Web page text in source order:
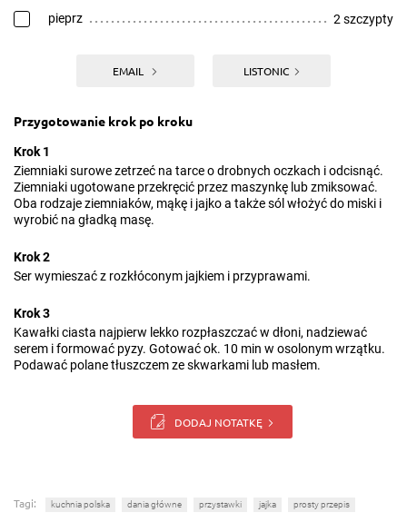
pieprz 2 szczypty
EMAIL LISTONIC
Przygotowanie krok po kroku
Krok 1
Ziemniaki surowe zetrzeć na tarce o drobnych oczkach i odcisnąć.
Ziemniaki ugotowane przekręcić przez maszynkę lub zmiksować.
Oba rodzaje ziemniaków, mąkę i jajko a także sól włożyć do miski i
wyrobić na gładką masę.
Krok 2
Ser wymieszać z rozkłóconym jajkiem i przyprawami.
Krok 3
Kawałki ciasta najpierw lekko rozpłaszczać w dłoni, nadziewać
serem i formować pyzy. Gotować ok. 10 min w osolonym wrzątku.
Podawać polane tłuszczem ze skwarkami lub masłem.
DODAJ NOTATKĘ
Tagi: kuchnia polska dania główne przystawki jajka prosty przepis